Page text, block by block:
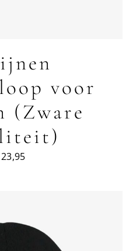
voor
(Zware